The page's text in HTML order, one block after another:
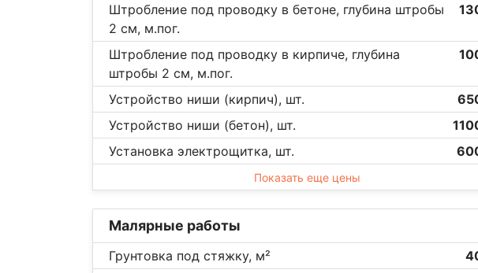
Штробление под проводку в бетоне, глубина штробы
2 см, м.пог.
Штробление под проводку в кирпиче, глубина
штробы 2 см, м.пог.
Устройство ниши (кирпич), шт.
Устройство ниши (бетон), шт.
Установка электрощитка, шт.
Показать еще цены
Малярные работы
Грунтовка под стяжку, м²